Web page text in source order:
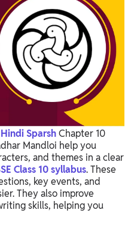
Hindi SparshChapter 10
Mandloi help you
and themes in a clear
Class 10 syllabus. These
key events, and
They also improve
skills, helping you